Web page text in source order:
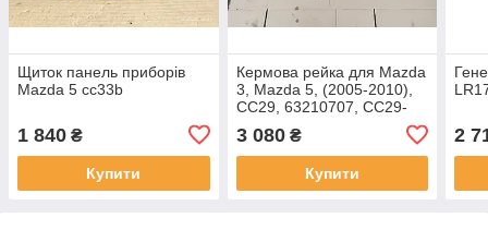
Щиток панель приборів
Mazda 5 cc33b
1 840 ₴
Купити
Кермова рейка для Mazda
3, Mazda 5, (2005-2010),
CC29, 63210707, CC29-
3 080₴
Купити
2